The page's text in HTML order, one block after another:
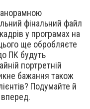
фінальний файл
у програмах на
ще обробляєте
ПК будуть
портретній
бажання також
Подумайте й
вперед.